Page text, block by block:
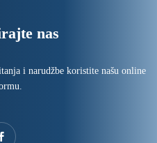
nas
i narudžbe koristite našu online